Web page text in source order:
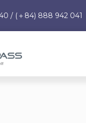
/ (＋84) 888 942 041